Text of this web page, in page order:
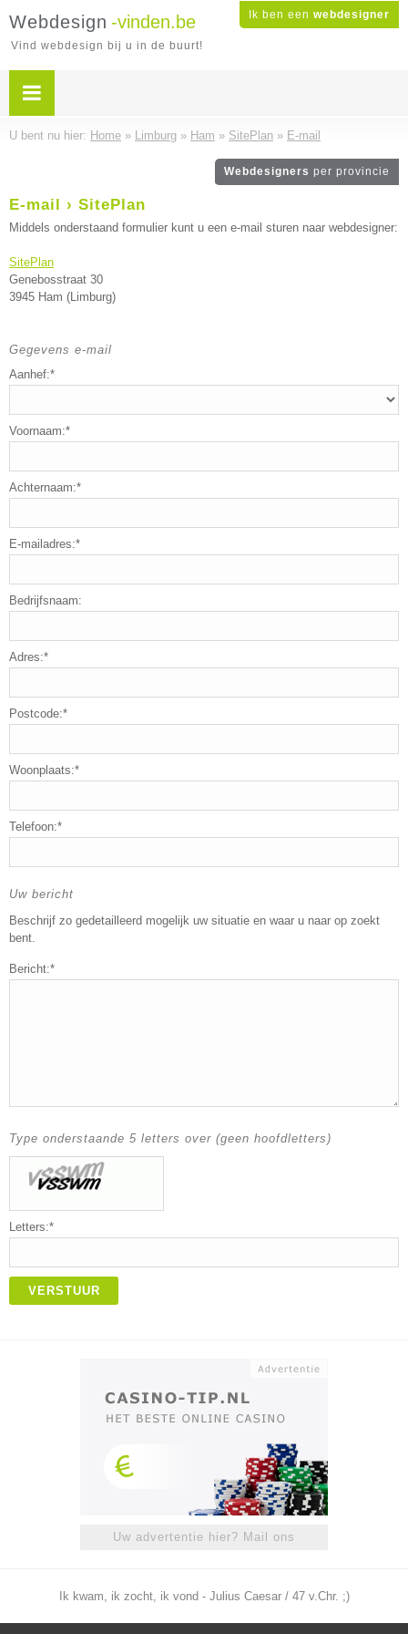
Ik ben een webdesigner
Webdesign -vinden.be
Vind webdesign bij u in de buurt!
U bent nu hier: Home » Limburg » Ham » SitePlan » E-mail
Webdesigners per provincie
E-mail › SitePlan
Middels onderstaand formulier kunt u een e-mail sturen naar webdesigner:
SitePlan
Genebosstraat 30
3945 Ham (Limburg)
Gegevens e-mail
Aanhef:*
Voornaam:*
Achternaam:*
E-mailadres:*
Bedrijfsnaam:
Adres:*
Postcode:*
Woonplaats:*
Telefoon:*
Uw bericht
Beschrijf zo gedetailleerd mogelijk uw situatie en waar u naar op zoekt
bent.
Bericht:*
Type onderstaande 5 letters over (geen hoofdletters)
Letters:*
VERSTUUR
Uw advertentie hier? Mail ons
Ik kwam, ik zocht, ik vond - Julius Caesar / 47 v.Chr. ;)